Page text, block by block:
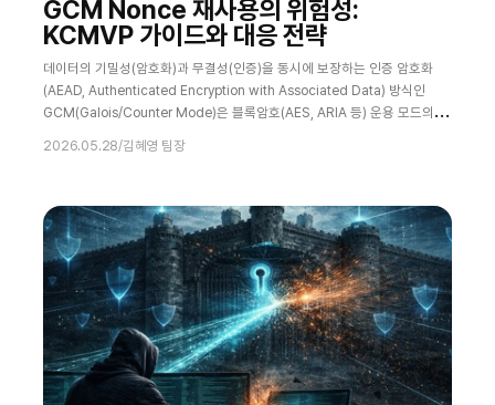
GCM Nonce 재사용의 위험성:
KCMVP 가이드와 대응 전략
데이터의 기밀성(암호화)과 무결성(인증)을 동시에 보장하는 인증 암호화
(AEAD, Authenticated Encryption with Associated Data) 방식인
GCM(Galois/Counter Mode)은 블록암호(AES, ARIA 등) 운용 모드의 표
(KCMVP) 제도상에서도 검증대상 운영모드로 채택되어 있다. 이러한 GCM
2026.05.28/김혜영 팀장